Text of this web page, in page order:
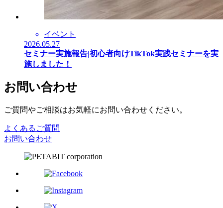
イベント
2026.05.27
セミナー実施報告|初心者向けTikTok実践セミナーを実
施しました！
お問い合わせ
ご質問やご相談はお気軽にお問い合わせください。
よくあるご質問
お問い合わせ